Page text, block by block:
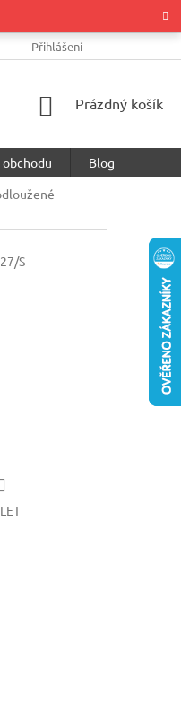
OCHRANY OSOBNÍCH
Přihlášení
NÁKUPNÍ
Prázdný košík
Blog
S